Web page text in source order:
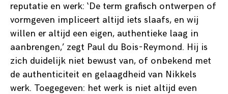
reputatie en werk: ‘De term grafisch ontwerpen of
vormgeven impliceert altijd iets slaafs, en wij
willen er altijd een eigen, authentieke laag in
aanbrengen,’ zegt Paul du Bois-Reymond. Hij is
zich duidelijk niet bewust van, of onbekend met
de authenticiteit en gelaagdheid van Nikkels
werk. Toegegeven: het werk is niet altijd even